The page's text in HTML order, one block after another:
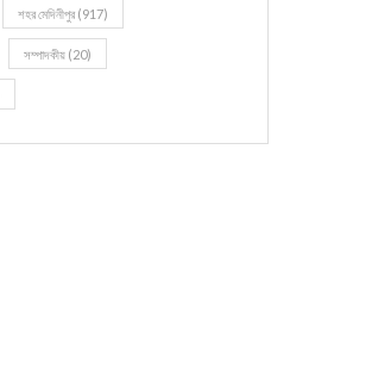
শহর মেদিনীপুর (917)
সম্পাদকীয় (20)